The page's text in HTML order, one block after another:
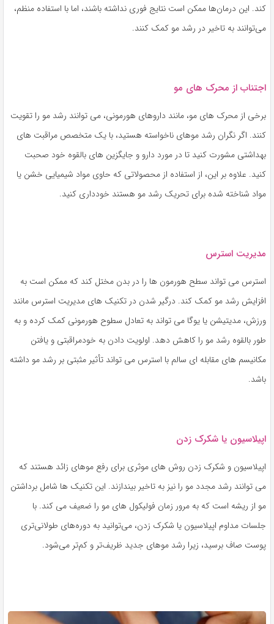
کند. این درمان‌ها ممکن است نتایج فوری نداشته باشند، اما با استفاده منظم،
می‌توانند به تاخیر در رشد مو کمک کنند.
اجتناب از محرک های مو
برخی از محرک های مو، مانند داروهای هورمونی، می توانند رشد مو را تقویت
کنند. اگر نگران رشد موهای ناخواسته هستید، با یک متخصص مراقبت های
بهداشتی مشورت کنید تا در مورد دارو و جایگزین های بالقوه خود صحبت
کنید. علاوه بر این، از استفاده از محصولاتی که حاوی مواد شیمیایی خشن یا
مواد شناخته شده برای تحریک رشد مو هستند خودداری کنید.
مدیریت استرس
استرس می تواند سطح هورمون ها را در بدن مختل کند که ممکن است به
افزایش رشد مو کمک کند. درگیر شدن در تکنیک های مدیریت استرس مانند
ورزش، مدیتیشن یا یوگا می تواند به تعادل سطوح هورمونی کمک کرده و به
طور بالقوه رشد مو را کاهش دهد. اولویت دادن به خودمراقبتی و یافتن
مکانیسم های مقابله ای سالم با استرس می تواند تأثیر مثبتی بر رشد مو داشته
باشد.
اپیلاسیون یا شکرک زدن
اپیلاسیون و شکرک زدن روش های موثری برای رفع موهای زائد هستند که
می توانند رشد مجدد مو را نیز به تاخیر بیندازند. این تکنیک ها شامل برداشتن
مو از ریشه است که به مرور زمان فولیکول های مو را ضعیف می کند. با
جلسات مداوم اپیلاسیون یا شکرک زدن، می‌توانید به دوره‌های طولانی‌تری
پوست صاف برسید، زیرا رشد موهای جدید ظریف‌تر و کم‌تر می‌شود.